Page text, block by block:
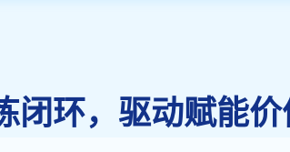
环，驱动赋能